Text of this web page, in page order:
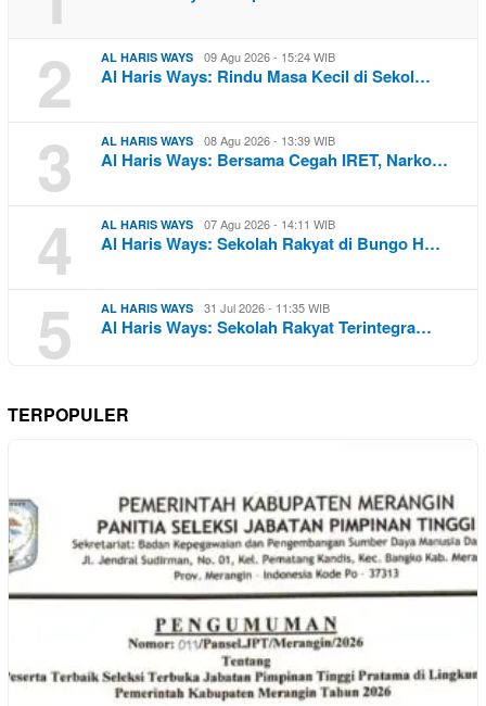
2 AL HARIS WAYS 09 Agu 2026 - 15:24 WIB
Al Haris Ways: Rindu Masa Kecil di Sekol…
3 AL HARIS WAYS 08 Agu 2026 - 13:39 WIB
Al Haris Ways: Bersama Cegah IRET, Narko…
4 AL HARIS WAYS 07 Agu 2026 - 14:11 WIB
Al Haris Ways: Sekolah Rakyat di Bungo H…
5 AL HARIS WAYS 31 Jul 2026 - 11:35 WIB
Al Haris Ways: Sekolah Rakyat Terintegra…
TERPOPULER